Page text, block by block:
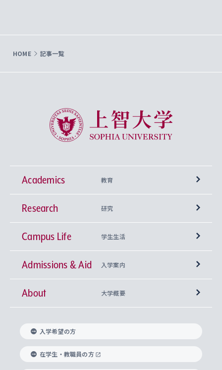
HOME 記事一覧
上智大学 Sophia University
Academics 教育
学部
神学部
文学部
総合人間科学部
経済学部
興味から学科を探す
上智大学の全学共通教育
基盤教育センター
キリスト教人間学
身体知
上智大学の語学教育
言語教育研究センター
上智大学のグローバル教育
グローバル教育センター
学びのサポート
Research 研究
研究所 等
キリスト教文化研究所
中世思想研究所
国際言語情報研究所
Sophia Open Research Weeks (SORW)
産官学連携
知的財産
研究支援制度
Campus Life 学生生活
学期区分と授業時間割
課外活動
課外教育プログラム
ボランティア活動
グローバルな学びのコミュニティ
学生の相談窓口
Admissions & Aid 入学案内
上智大学で取得できる学位
入れの方針）
科目等履修生
About 大学概要
理事長・学長メッセージ
学長・副学長紹介
上智大学の精神
入学希望の方
在学生・教職員の方